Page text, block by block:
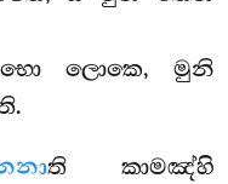
ලොකෙ, මුනි
ති කාමඤ්හි